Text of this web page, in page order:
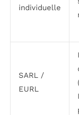
individuelle
SARL /
EURL